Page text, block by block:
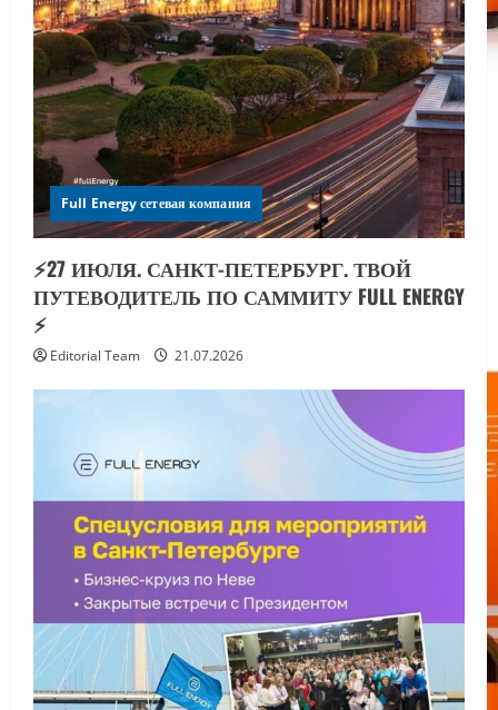
Full Energy сетевая компания
⚡️27 ИЮЛЯ. САНКТ-ПЕТЕРБУРГ. ТВОЙ
ПУТЕВОДИТЕЛЬ ПО САММИТУ FULL ENERGY
⚡️
Editorial Team 21.07.2026